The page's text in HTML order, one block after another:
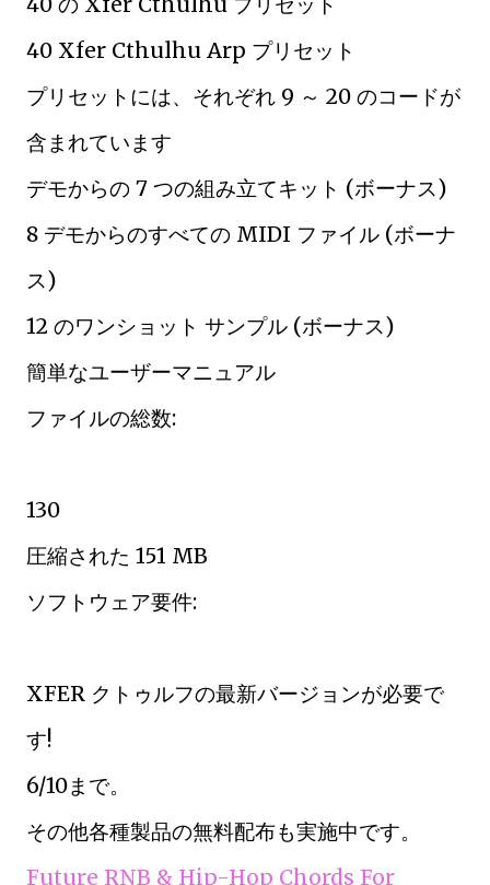
40 Xfer Cthulhu Arp プリセット
プリセットには、それぞれ 9 ～ 20 のコードが
含まれています
デモからの 7 つの組み立てキット (ボーナス)
8 デモからのすべての MIDI ファイル (ボーナ
ス)
12 のワンショット サンプル (ボーナス)
簡単なユーザーマニュアル
ファイルの総数:
130
圧縮された 151 MB
ソフトウェア要件:
XFER クトゥルフの最新バージョンが必要で
す!
6/10まで。
その他各種製品の無料配布も実施中です。
Future RNB & Hip-Hop Chords For